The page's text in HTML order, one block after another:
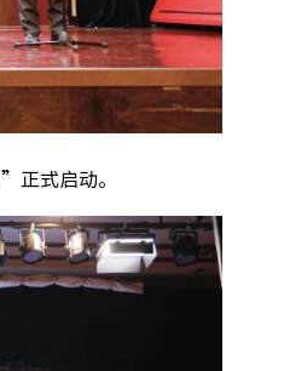
正式启动。